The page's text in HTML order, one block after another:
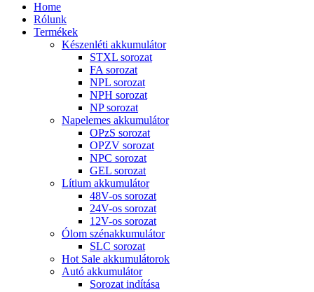
Home
Rólunk
Termékek
Készenléti akkumulátor
STXL sorozat
FA sorozat
NPL sorozat
NPH sorozat
NP sorozat
Napelemes akkumulátor
OPzS sorozat
OPZV sorozat
NPC sorozat
GEL sorozat
Lítium akkumulátor
48V-os sorozat
24V-os sorozat
12V-os sorozat
Ólom szénakkumulátor
SLC sorozat
Hot Sale akkumulátorok
Autó akkumulátor
Sorozat indítása